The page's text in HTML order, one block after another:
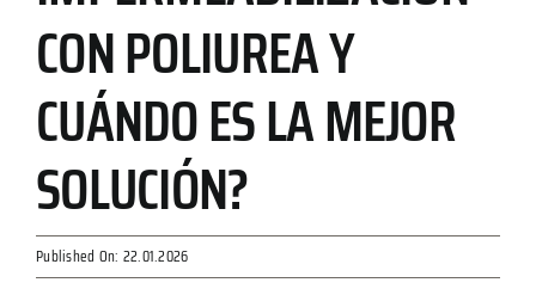
Políticas de Gestión
Certificados
CON POLIUREA Y
CUÁNDO ES LA MEJOR
SOLUCIÓN?
Published On: 22.01.2026